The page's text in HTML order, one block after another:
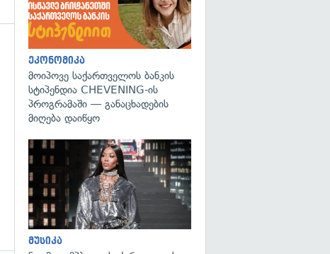
ეკონომიკა
მოიპოვე საქართველოს ბანკის
სტიპენდია CHEVENING-ის
პროგრამაში — განაცხადების
მიღება დაიწყო
მუსიკა